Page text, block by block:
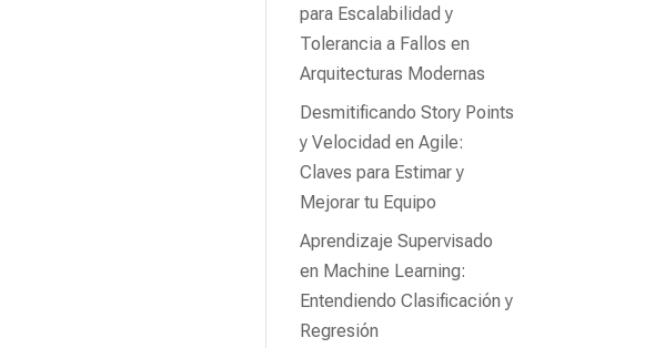
para Escalabilidad y
Tolerancia a Fallos en
Arquitecturas Modernas
Desmitificando Story Points
y Velocidad en Agile:
Claves para Estimar y
Mejorar tu Equipo
Aprendizaje Supervisado
en Machine Learning:
Entendiendo Clasificación y
Regresión